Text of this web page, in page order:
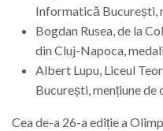
Informatică București,
Bogdan Rusea, de la
din Cluj-Napoca,
Albert Lupu, Liceul
București, mențiune de
Cea de-a 26-a ediție a